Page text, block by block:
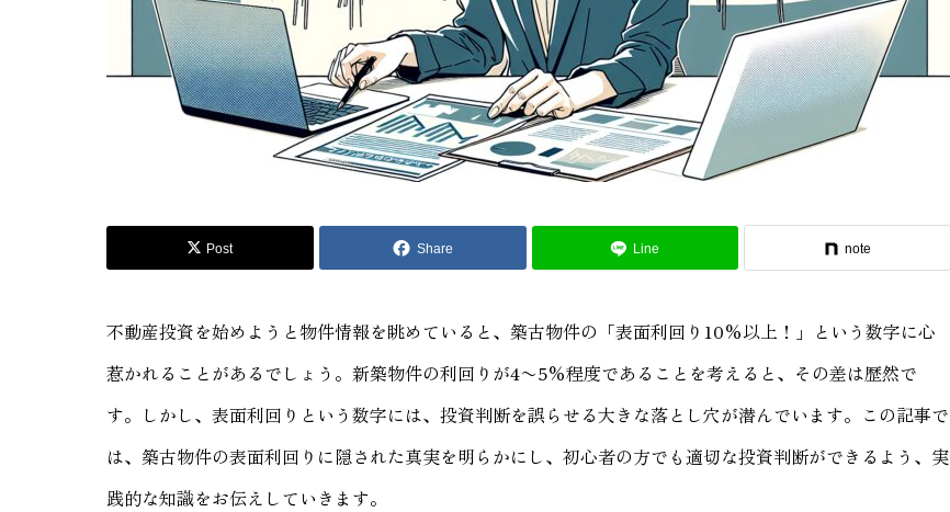
Post Share Line note
不動産投資を始めようと物件情報を眺めていると、築古物件の「表面利回り10%以上！」という数字に心
惹かれることがあるでしょう。新築物件の利回りが4〜5%程度であることを考えると、その差は歴然で
す。しかし、表面利回りという数字には、投資判断を誤らせる大きな落とし穴が潜んでいます。この記事で
は、築古物件の表面利回りに隠された真実を明らかにし、初心者の方でも適切な投資判断ができるよう、実
践的な知識をお伝えしていきます。